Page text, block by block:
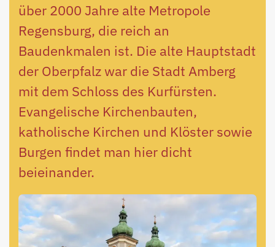
über 2000 Jahre alte Metropole
Regensburg, die reich an
Baudenkmalen ist. Die alte Hauptstadt
der Oberpfalz war die Stadt Amberg
mit dem Schloss des Kurfürsten.
Evangelische Kirchenbauten,
katholische Kirchen und Klöster sowie
Burgen findet man hier dicht
beieinander.